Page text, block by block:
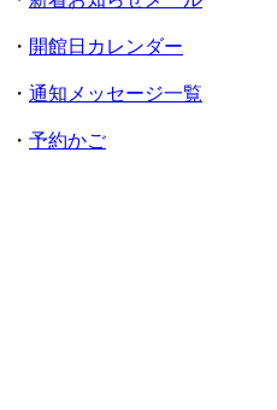
・ 開館日カレンダー
・ 通知メッセージ一覧
・ 予約かご